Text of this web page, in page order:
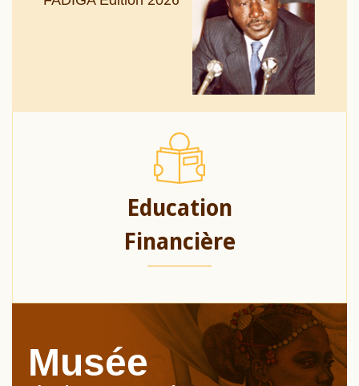
Education
Financière
Musée